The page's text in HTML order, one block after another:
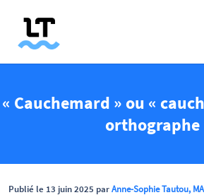
« Cauchemard » ou «
orthographe
Publié le 13 juin 2025 parAnne-Sophie Tautou, MA